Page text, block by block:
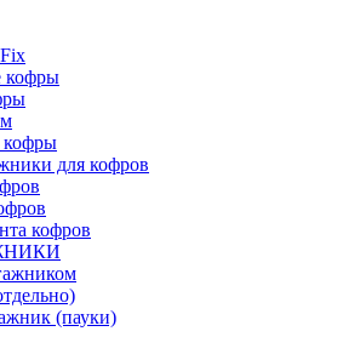
кофры
кофры
для кофров
кофров
(пауки)